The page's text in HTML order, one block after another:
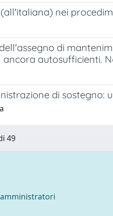
nei
di
autosufficienti.
di
49